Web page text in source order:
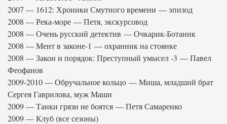
2007 — 1612: Хроники Смутного времени — эпизод
2008 — Река-море — Петя, экскурсовод
2008 — Очень русский детектив — Очкарик-Ботаник
2008 — Мент в законе-1 — охранник на стоянке
2008 — Закон и порядок: Преступный умысел -3 — Павел
Феофанов
2009-2010 — Обручальное кольцо — Миша, младший брат
Сергея Гаврилова, муж Маши
2009 — Танки грязи не боятся — Петя Самаренко
2009 — Клуб (все сезоны)